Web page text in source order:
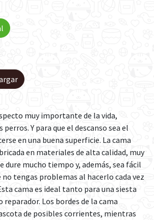
muy importante de la vida,
Y para que el descanso sea el
en una buena superficie. La cama
en materiales de alta calidad, muy
dure mucho tiempo y, además, sea fácil
no tengas problemas al hacerlo cada vez
cama es ideal tanto para una siesta
reparador. Los bordes de la cama
de posibles corrientes, mientras